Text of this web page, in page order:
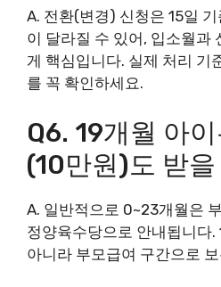
A. 전환(변경) 신청은 15일
이 달라질 수 있어, 입소월과
게 핵심입니다. 실제 처리 기
를 꼭 확인하세요.
Q6. 19개월 아
(10만원)도 받
A. 일반적으로 0~23개월은
정양육수당으로 안내됩니다.
아니라 부모급여 구간으로